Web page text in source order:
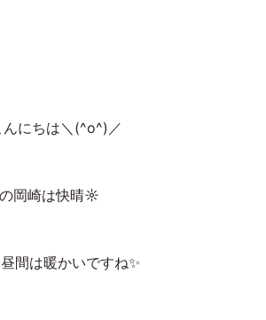
んにちは＼(^o^)／
岡崎は快晴☼
間は暖かいですね✨